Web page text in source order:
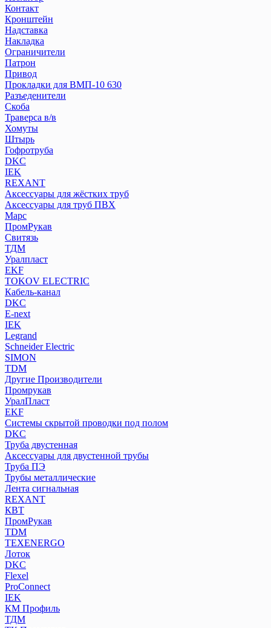
Контакт
Кронштейн
Надставка
Накладка
Ограничители
Патрон
Привод
Прокладки для ВМП-10 630
Разъеденители
Скоба
Траверса в/в
Хомуты
Штырь
Гофротруба
DKC
IEK
REXANT
Аксессуары для жёстких труб
Аксессуары для труб ПВХ
Марс
ПромРукав
Свитязь
ТДМ
Уралпласт
EKF
TOKOV ELECTRIC
Кабель-канал
DKC
E-next
IEK
Legrand
Schneider Electric
SIMON
TDM
Другие Производители
Промрукав
УралПласт
EKF
Системы скрытой проводки под полом
DKC
Труба двустенная
Аксессуары для двустенной трубы
Труба ПЭ
Трубы металлические
Лента сигнальная
REXANT
КВТ
ПромРукав
ТDM
TEXENERGO
Лоток
DKC
Flexel
ProConnect
IEK
КМ Профиль
ТДМ